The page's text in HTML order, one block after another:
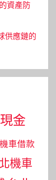
資產防
供應鏈的
金
車借款
機車